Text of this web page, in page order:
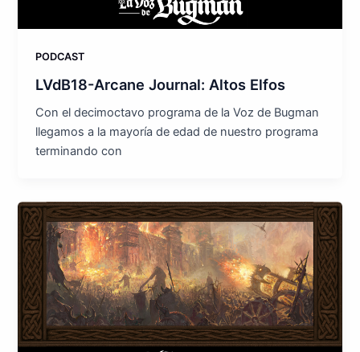
PODCAST
LVdB18-Arcane Journal: Altos Elfos
Con el decimoctavo programa de la Voz de Bugman
llegamos a la mayoría de edad de nuestro programa
terminando con